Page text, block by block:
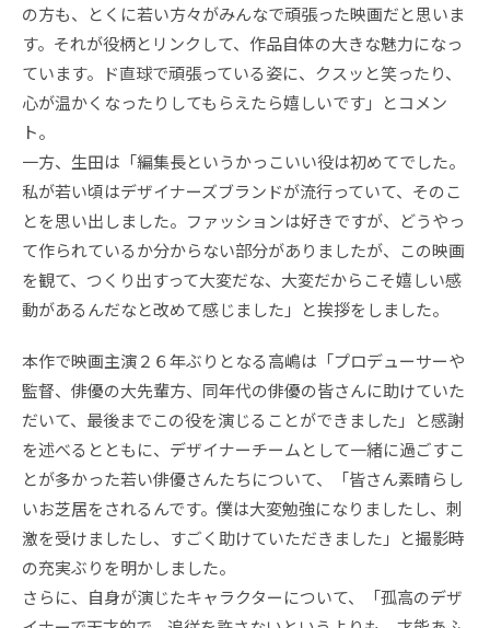
の方も、とくに若い方々がみんなで頑張った映画だと思いま
す。それが役柄とリンクして、作品自体の大きな魅力になっ
ています。ド直球で頑張っている姿に、クスッと笑ったり、
心が温かくなったりしてもらえたら嬉しいです」とコメン
ト。
一方、生田は「編集長というかっこいい役は初めてでした。
私が若い頃はデザイナーズブランドが流行っていて、そのこ
とを思い出しました。ファッションは好きですが、どうやっ
て作られているか分からない部分がありましたが、この映画
を観て、つくり出すって大変だな、大変だからこそ嬉しい感
動があるんだなと改めて感じました」と挨拶をしました。
本作で映画主演２６年ぶりとなる高嶋は「プロデューサーや
監督、俳優の大先輩方、同年代の俳優の皆さんに助けていた
だいて、最後までこの役を演じることができました」と感謝
を述べるとともに、デザイナーチームとして一緒に過ごすこ
とが多かった若い俳優さんたちについて、「皆さん素晴らし
いお芝居をされるんです。僕は大変勉強になりましたし、刺
激を受けましたし、すごく助けていただきました」と撮影時
の充実ぶりを明かしました。
さらに、自身が演じたキャラクターについて、「孤高のデザ